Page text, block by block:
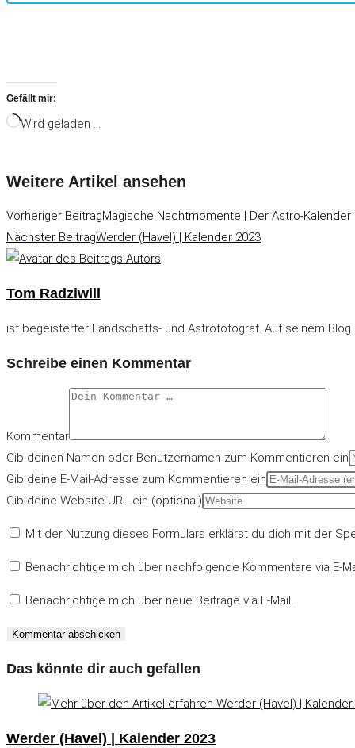
Gefällt mir:
Wird geladen …
Weitere Artikel ansehen
Vorheriger BeitragMagische Nachtmomente | Der Astro-Kalender
Nächster BeitragWerder (Havel) | Kalender 2023
Tom Radziwill
ist begeisterter Landschafts- und Astrofotograf. Auf seinem
Schreibe einen Kommentar
Kommentar
Gib deinen Namen oder Benutzernamen zum Kommentieren ein
Gib deine E-Mail-Adresse zum Kommentieren ein
Gib deine Website-URL ein (optional)
Mit der Nutzung dieses Formulars erklärst du dich mit der
Benachrichtige mich über nachfolgende Kommentare via E-
Benachrichtige mich über neue Beiträge via E-Mail.
Das könnte dir auch gefallen
Werder (Havel) | Kalender 2023